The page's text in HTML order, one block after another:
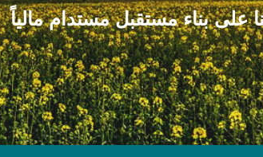
على بناء مستقبل مستدام مالياً